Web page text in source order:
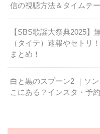
信の視聴方法＆タイムテ
【SBS歌謡大祭典2025】
（タイテ）速報やセトリ
まとめ！
白と黒のスプーン2 ｜ソ
こにある？インスタ・予